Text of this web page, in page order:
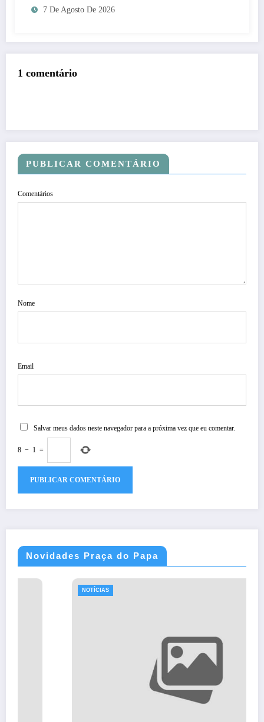
7 De Agosto De 2026
1 comentário
PUBLICAR COMENTÁRIO
Comentários
Nome
Email
Salvar meus dados neste navegador para a próxima vez que eu comentar.
8 − 1 =
Novidades Praça do Papa